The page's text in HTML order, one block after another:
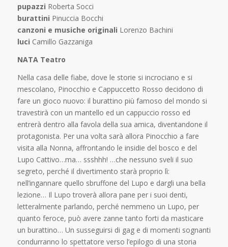
pupazzi Roberta Socci
burattini Pinuccia Bocchi
canzoni e musiche originali Lorenzo Bachini
luci Camillo Gazzaniga
NATA Teatro
Nella casa delle fiabe, dove le storie si incrociano e si
mescolano, Pinocchio e Cappuccetto Rosso decidono di
fare un gioco nuovo: il burattino più famoso del mondo si
travestirà con un mantello ed un cappuccio rosso ed
entrerà dentro alla favola della sua amica, diventandone il
protagonista. Per una volta sarà allora Pinocchio a fare
visita alla Nonna, affrontando le insidie del bosco e del
Lupo Cattivo…ma… ssshhh! …che nessuno sveli il suo
segreto, perché il divertimento starà proprio lì:
nell’ingannare quello sbruffone del Lupo e dargli una bella
lezione… Il Lupo troverà allora pane per i suoi denti,
letteralmente parlando, perché nemmeno un Lupo, per
quanto feroce, può avere zanne tanto forti da masticare
un burattino… Un susseguirsi di gag e di momenti sognanti
condurranno lo spettatore verso l’epilogo di una storia